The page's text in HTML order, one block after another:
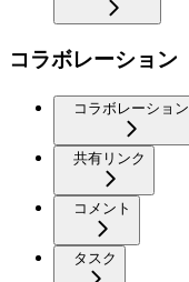
コラボレーション
コラボレーション
共有リンク
コメント
タスク